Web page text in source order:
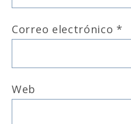
Correo electrónico *
Web